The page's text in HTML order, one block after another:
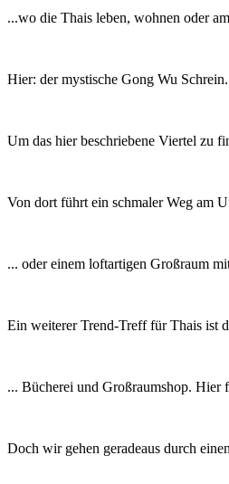
...wo die Thais leben, wohnen oder
Hier: der mystische Gong Wu Schrein.
Um das hier beschriebene Viertel zu
Von dort führt ein schmaler Weg am
... oder einem loftartigen Großraum
Ein weiterer Trend-Treff für Thais ist
... Bücherei und Großraumshop. Hier
Doch wir gehen geradeaus durch